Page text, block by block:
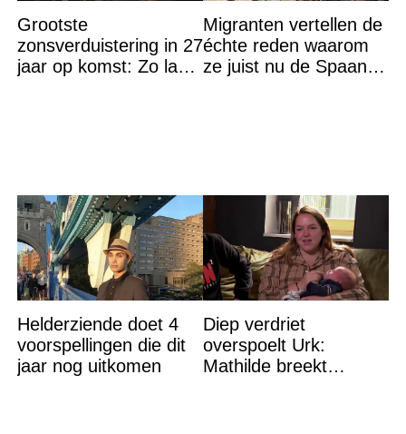
Grootste
zonsverduistering in 27
jaar op komst: Zo laat
Migranten vertellen de
échte reden waarom
ze juist nu de Spaanse
Helderziende doet 4
voorspellingen die dit
jaar nog uitkomen
Diep verdriet
overspoelt Urk:
Mathilde breekt